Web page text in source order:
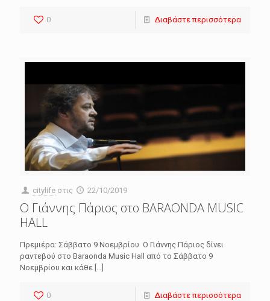
0 Διαβάστε περισσότερα
citylife στις 22/10/2019
O Γιάννης Πάριος στο BARAONDA MUSIC
HALL
Πρεμιέρα: Σάββατο 9 Νοεμβρίου Ο Γιάννης Πάριος δίνει
ραντεβού στο Baraonda Music Hall από τo Σάββατο 9
Νοεμβρίου και κάθε
0 Διαβάστε περισσότερα